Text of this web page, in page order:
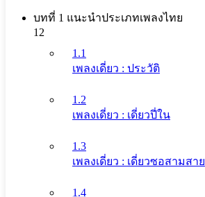
บทที่ 1 แนะนำประเภทเพลงไทย
12
1.1
เพลงเดี่ยว : ประวัติ
1.2
เพลงเดี่ยว : เดี่ยวปี่ใน
1.3
เพลงเดี่ยว : เดี่ยวซอสามสาย
1.4